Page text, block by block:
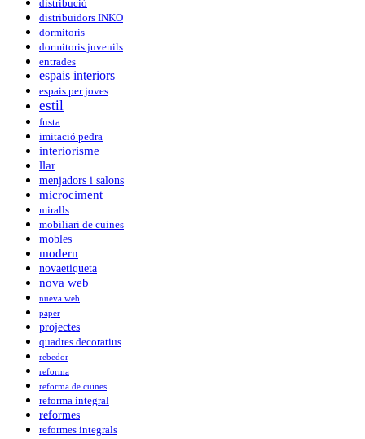
distribució
distribuidors INKO
dormitoris
dormitoris juvenils
entrades
espais interiors
espais per joves
estil
fusta
imitació pedra
interiorisme
llar
menjadors i salons
microciment
miralls
mobiliari de cuines
mobles
modern
novaetiqueta
nova web
nueva web
paper
projectes
quadres decoratius
rebedor
reforma
reforma de cuines
reforma integral
reformes
reformes integrals